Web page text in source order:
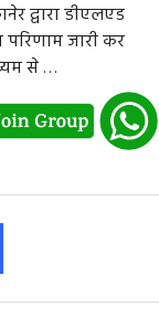
द्वारा डीएलएड
परिणाम जारी कर
से …